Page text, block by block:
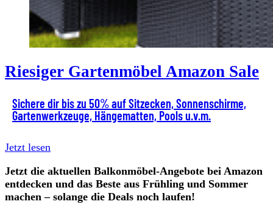
Riesiger Gartenmöbel Amazon Sale
Sichere dir bis zu 50% auf Sitzecken, Sonnenschirme,
Gartenwerkzeuge, Hängematten, Pools u.v.m.
Jetzt lesen
Jetzt die aktuellen Balkonmöbel-Angebote bei Amazon
entdecken und das Beste aus Frühling und Sommer
machen – solange die Deals noch laufen!